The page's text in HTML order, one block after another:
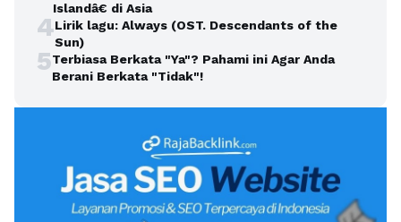
Islandâ€ di Asia
4Lirik lagu: Always (OST. Descendants of the
Sun)
5Terbiasa Berkata "Ya"? Pahami ini Agar Anda
Berani Berkata "Tidak"!